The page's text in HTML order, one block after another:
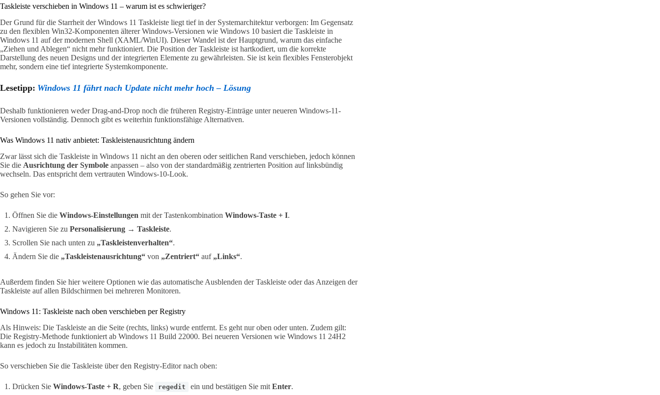
Taskleiste verschieben in Windows 11 – warum ist es schwieriger?
Der Grund für die Starrheit der Windows 11 Taskleiste liegt tief in der Systemarchitektur verborgen: Im Gegensatz
zu den flexiblen Win32-Komponenten älterer Windows-Versionen wie Windows 10 basiert die Taskleiste in
Windows 11 auf der modernen Shell (XAML/WinUI). Dieser Wandel ist der Hauptgrund, warum das einfache
„Ziehen und Ablegen“ nicht mehr funktioniert. Die Position der Taskleiste ist hartkodiert, um die korrekte
Darstellung des neuen Designs und der integrierten Elemente zu gewährleisten. Sie ist kein flexibles Fensterobjekt
mehr, sondern eine tief integrierte Systemkomponente.
Lesetipp: Windows 11 fährt nach Update nicht mehr hoch – Lösung
Deshalb funktionieren weder Drag-and-Drop noch die früheren Registry-Einträge unter neueren Windows-11-
Versionen vollständig. Dennoch gibt es weiterhin funktionsfähige Alternativen.
Was Windows 11 nativ anbietet: Taskleistenausrichtung ändern
Zwar lässt sich die Taskleiste in Windows 11 nicht an den oberen oder seitlichen Rand verschieben, jedoch können
Sie die Ausrichtung der Symbole anpassen – also von der standardmäßig zentrierten Position auf linksbündig
wechseln. Das entspricht dem vertrauten Windows-10-Look.
So gehen Sie vor:
Öffnen Sie die Windows-Einstellungen mit der Tastenkombination Windows-Taste + I.
Navigieren Sie zu Personalisierung → Taskleiste.
Scrollen Sie nach unten zu „Taskleistenverhalten“.
Ändern Sie die „Taskleistenausrichtung“ von „Zentriert“ auf „Links“.
Außerdem finden Sie hier weitere Optionen wie das automatische Ausblenden der Taskleiste oder das Anzeigen der
Taskleiste auf allen Bildschirmen bei mehreren Monitoren.
Windows 11: Taskleiste nach oben verschieben per Registry
Als Hinweis: Die Taskleiste an die Seite (rechts, links) wurde entfernt. Es geht nur oben oder unten. Zudem gilt:
Die Registry-Methode funktioniert ab Windows 11 Build 22000. Bei neueren Versionen wie Windows 11 24H2
kann es jedoch zu Instabilitäten kommen.
So verschieben Sie die Taskleiste über den Registry-Editor nach oben:
Drücken Sie Windows-Taste + R, geben Sie regedit ein und bestätigen Sie mit Enter.